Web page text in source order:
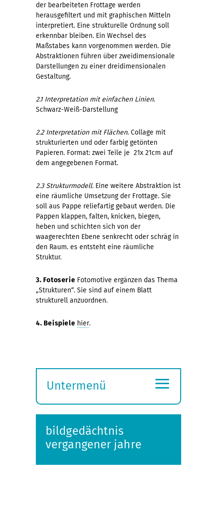
der bearbeiteten Frottage werden
herausgefiltert und mit graphischen Mitteln
interpretiert. Eine strukturelle Ordnung soll
erkennbar bleiben. Ein Wechsel des
Maßstabes kann vorgenommen werden. Die
Abstraktionen führen über zweidimensionale
Darstellungen zu einer dreidimensionalen
Gestaltung.
2.1 Interpretation mit einfachen Linien.
Schwarz-Weiß-Darstellung
2.2 Interpretation mit Flächen. Collage mit
strukturierten und oder farbig getönten
Papieren. Format: zwei Teile je 21x 21cm auf
dem angegebenen Format.
2.3 Strukturmodell. Eine weitere Abstraktion ist
eine räumliche Umsetzung der Frottage. Sie
soll aus Pappe reliefartig gebaut werden. Die
Pappen klappen, falten, knicken, biegen,
heben und schichten sich von der
waagerechten Ebene senkrecht oder schräg in
den Raum. es entsteht eine räumliche
Struktur.
3. Fotoserie Fotomotive ergänzen das Thema
„Strukturen“. Sie sind auf einem Blatt
strukturell anzuordnen.
4. Beispiele hier.
Untermenü
öffnen
≡
bildgedächtnis
vergangener jahre